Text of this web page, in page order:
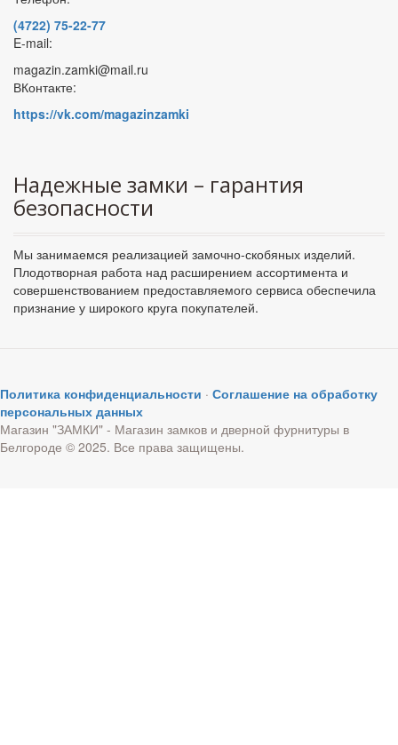
(4722) 75-22-77
E-mail:
magazin.zamki@mail.ru
ВКонтакте:
https://vk.com/magazinzamki
Надежные замки – гарантия
безопасности
Мы занимаемся реализацией замочно-скобяных изделий.
Плодотворная работа над расширением ассортимента и
совершенствованием предоставляемого сервиса обеспечила
признание у широкого круга покупателей.
Политика конфиденциальности · Соглашение на обработку
персональных данных
Магазин "ЗАМКИ" - Магазин замков и дверной фурнитуры в
Белгороде © 2025. Все права защищены.